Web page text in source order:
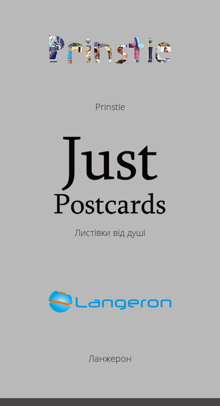
Prinstie
Листівки від душі
Ланжерон